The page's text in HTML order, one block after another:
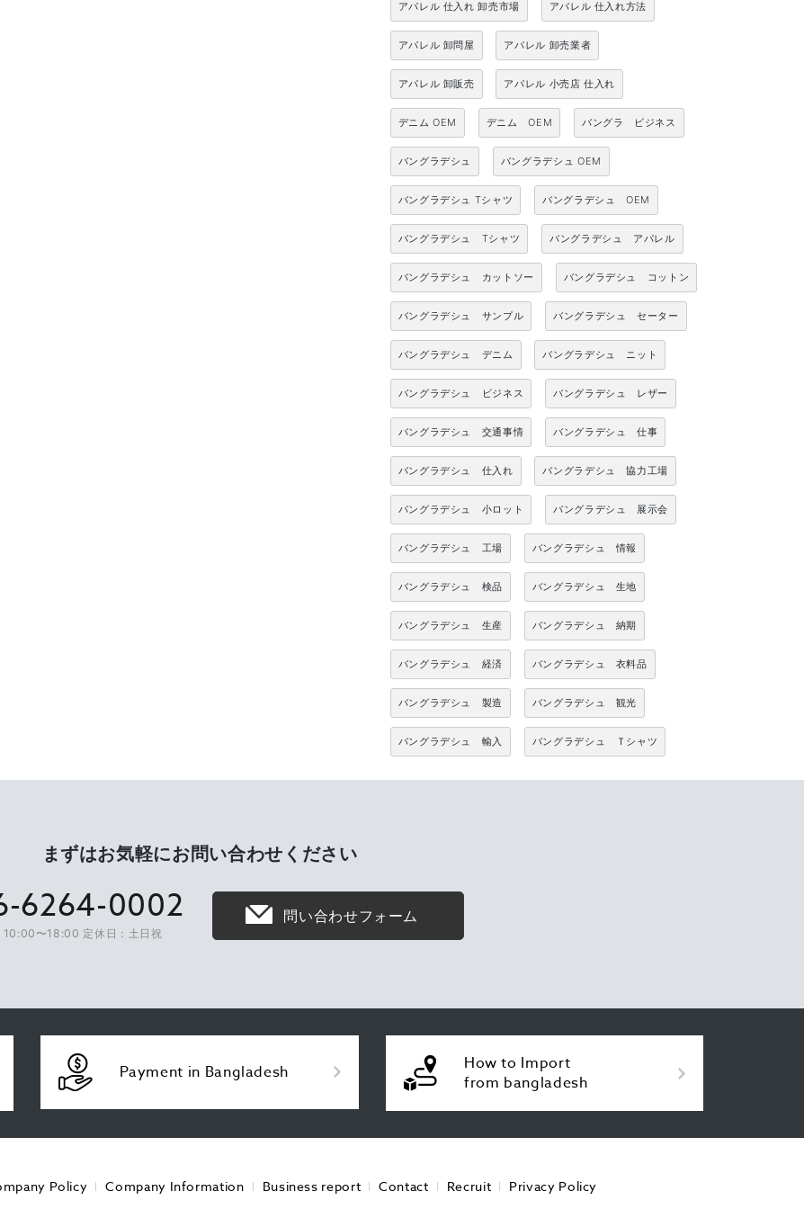
アパレル 仕入れ 卸売市場 アパレル 仕入れ方法
アパレル 卸問屋 アパレル 卸売業者
アパレル 卸販売 アパレル 小売店 仕入れ
デニム OEM デニム OEM バングラ ビジネス
バングラデシュ バングラデシュ OEM
バングラデシュ Tシャツ バングラデシュ OEM
バングラデシュ Tシャツ バングラデシュ アパレル
バングラデシュ カットソー バングラデシュ コットン
バングラデシュ サンプル バングラデシュ セーター
バングラデシュ デニム バングラデシュ ニット
バングラデシュ ビジネス バングラデシュ レザー
バングラデシュ 交通事情 バングラデシュ 仕事
バングラデシュ 仕入れ バングラデシュ 協力工場
バングラデシュ 小ロット バングラデシュ 展示会
バングラデシュ 工場 バングラデシュ 情報
バングラデシュ 検品 バングラデシュ 生地
バングラデシュ 生産 バングラデシュ 納期
バングラデシュ 経済 バングラデシュ 衣料品
バングラデシュ 製造 バングラデシュ 観光
バングラデシュ 輸入 バングラデシュ Ｔシャツ
まずはお気軽にお問い合わせください
6264-0002
10:00〜18:00 定休日：土日祝
問い合わせフォーム
Payment in Bangladesh
How to Import
from bangladesh
Policy Company Information Business report Contact Recruit Privacy Policy